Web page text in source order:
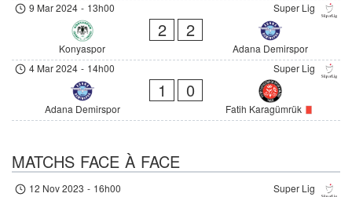
Super Lig
9 Mar 2024 - 13h00
Konyaspor
2 2
Adana Demirspor
Super Lig
4 Mar 2024 - 14h00
Adana Demirspor
1 0
Fatih Karagümrük
MATCHS FACE À FACE
Super Lig
12 Nov 2023 - 16h00